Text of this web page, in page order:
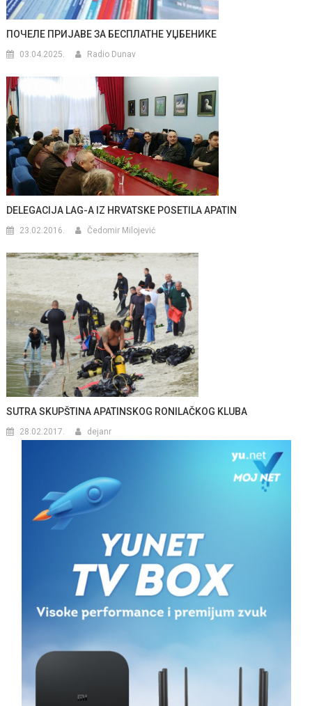
ПОЧЕЛЕ ПРИЈАВЕ ЗА БЕСПЛАТНЕ УЏБЕНИКЕ
03.04.2025. Radio Dunav
DELEGACIJA LAG-A IZ HRVATSKE POSETILA APATIN
23.02.2016. Čedomir Milojević
SUTRA SKUPŠTINA APATINSKOG RONILAČKOG KLUBA
28.02.2017. dejanr